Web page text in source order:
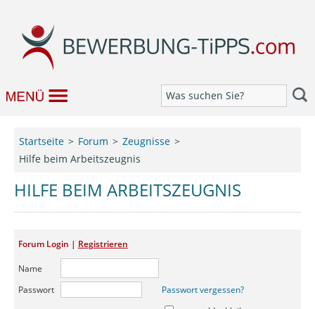
Job & Karriere
Bewerbungseditor
Startseite Forum
Zeugnisse
Hilfe beim Arbeitszeugnis
HILFE BEIM ARBEITSZEUGNIS
Forum Login | Registrieren
Name
Passwort
Passwort vergessen?